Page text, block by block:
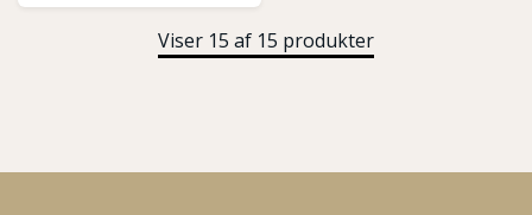
Viser 15 af 15 produkter